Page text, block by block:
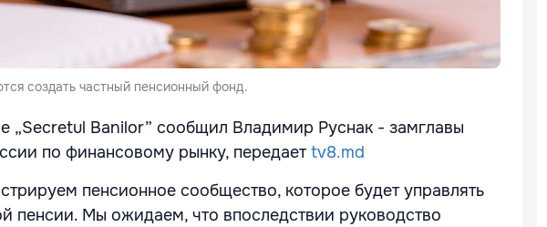
создать частный пенсионный фонд.
„Secretul Banilor” сообщил Владимир Руснак - замглавы
по финансовому рынку, передаетtv8.md
пенсионное сообщество, которое будет управлять
пенсии. Мы ожидаем, что впоследствии руководство